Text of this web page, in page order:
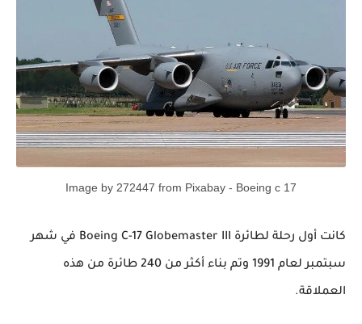
c 17
كانت أول رحلة لطائرة Boeing C-17 Globemaster III في شهر
سبتمبر لعام 1991 وتم بناء أكثر من 240 طائرة من هذه
العملاقة.